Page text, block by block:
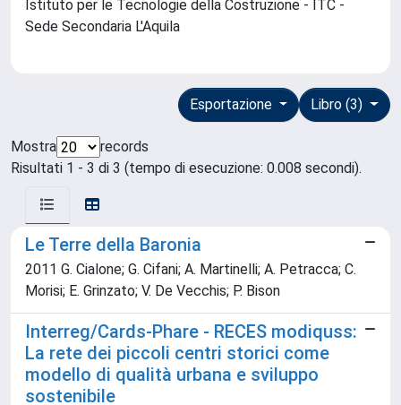
Istituto per le Tecnologie della Costruzione - ITC -
Sede Secondaria L'Aquila
Libro (3)
Esportazione
Mostra
records
Risultati 1 - 3 di 3 (tempo di esecuzione: 0.008 secondi).
Le Terre della Baronia
2011 G. Cialone; G. Cifani; A. Martinelli; A. Petracca; C.
Morisi; E. Grinzato; V. De Vecchis; P. Bison
Interreg/Cards-Phare - RECES modiquss:
La rete dei piccoli centri storici come
modello di qualità urbana e sviluppo
sostenibile